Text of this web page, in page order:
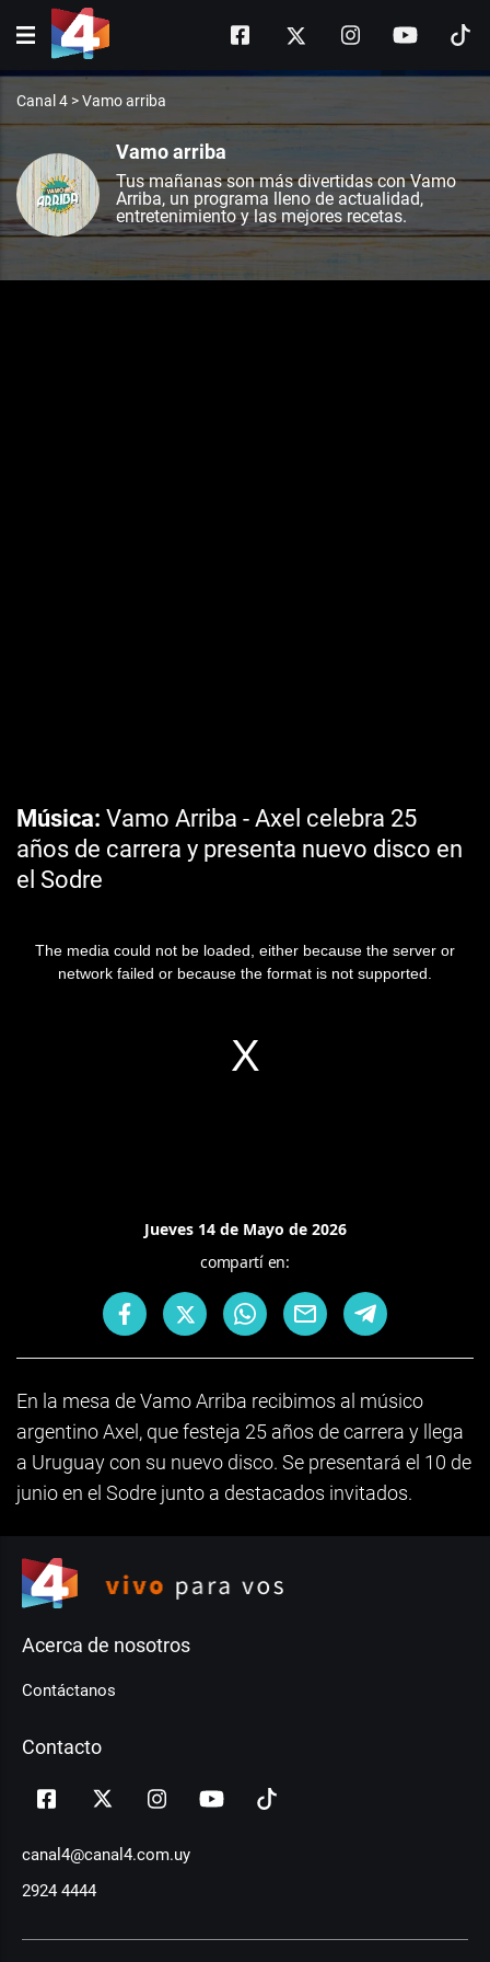
Canal 4 >Vamo arriba
Vamo arriba
Tus mañanas son más divertidas con Vamo
Arriba, un programa lleno de actualidad,
entretenimiento y las mejores recetas.
Música Vamo Arriba - Axel celebra 25
años de carrera y presenta nuevo disco en
el Sodre
The media could not be loaded, either because the server or
network failed or because the format is not supported.
Jueves 14 de Mayo de 2026
compartí en:
En la mesa de Vamo Arriba recibimos al músico
argentino Axel, que festeja 25 años de carrera y llega
a Uruguay con su nuevo disco. Se presentará el 10 de
junio en el Sodre junto a destacados invitados.
Acerca de nosotros
Contáctanos
Contacto
canal4@canal4.com.uy
2924 4444